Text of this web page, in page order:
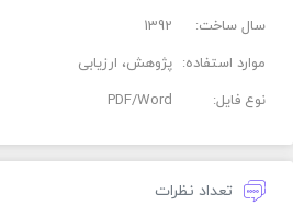
سال ساخت:
1392
موارد استفاده: پژوهش، ارزیابی
نوع فایل:
PDF/Word
تعداد نظرات